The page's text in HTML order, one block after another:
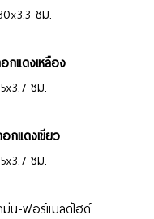
ซม.
อกแดงเหลือง
ซม.
อกแดงเขียว
ซม.
น-ฟอร์แมลดีไฮด์